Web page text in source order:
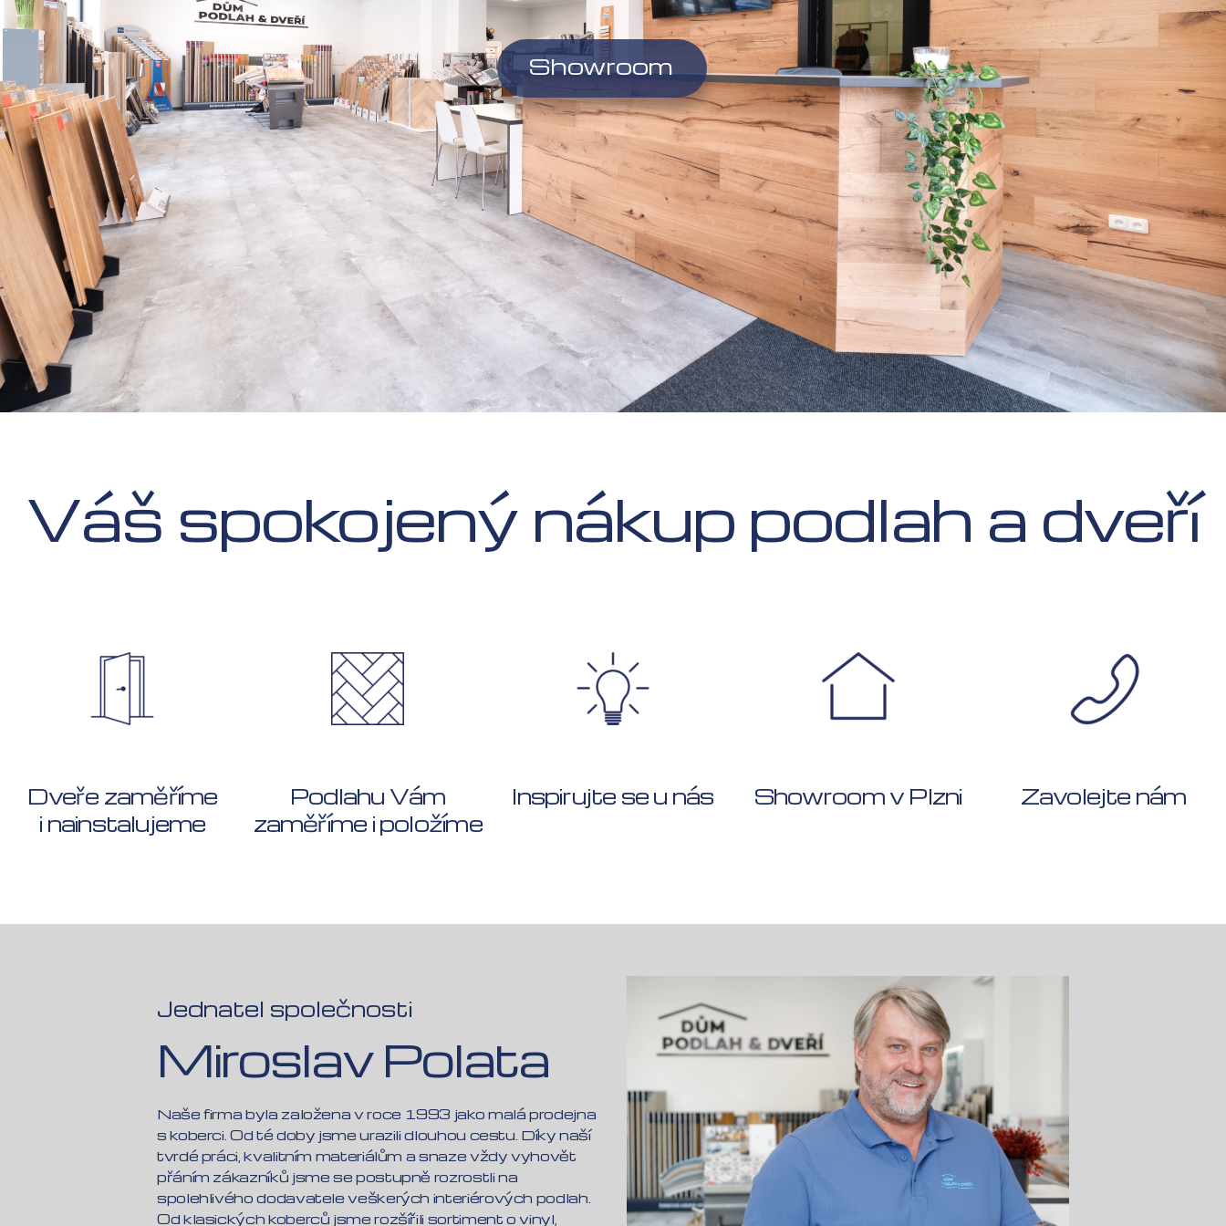
Showroom
Váš spokojený nákup podlah a dveří
Dveře zaměříme
i nainstalujeme
Podlahu Vám
zaměříme i položíme
Inspirujte se u nás Showroom v Plzni Zavolejte nám
Jednatel společnosti
Miroslav Polata
Naše firma byla založena v roce 1993 jako malá prodejna
s koberci. Od té doby jsme urazili dlouhou cestu. Díky naší
tvrdé práci, kvalitním materiálům a snaze vždy vyhovět
přáním zákazníků jsme se postupně rozrostli na
spolehlivého dodavatele veškerých interiérových podlah.
Od klasických koberců jsme rozšířili sortiment o vinyl,